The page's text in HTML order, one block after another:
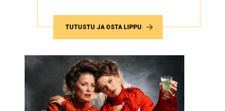
TUTUSTU JA OSTA LIPPU